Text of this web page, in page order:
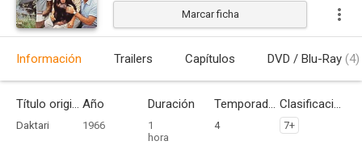
Marcar ficha
Información Trailers Capítulos DVD / Blu-Ray (4)
Título original
Daktari
Año
1966
Duración
1
hora
Temporadas
4
Clasificación por edades
7+